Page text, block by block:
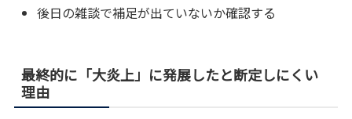
後日の雑談で補足が出ていないか確認する
最終的に「大炎上」に発展したと断定しにくい
理由